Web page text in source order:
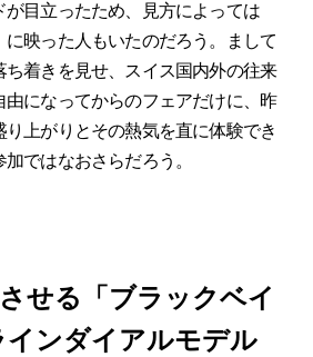
が目立ったため、見方によっては
に映った人もいたのだろう。まして
着きを見せ、スイス国内外の往来
由になってからのフェアだけに、昨
上がりとその熱気を直に体験でき
ではなおさらだろう。
せる「ブラックベイ
インダイアルモデル